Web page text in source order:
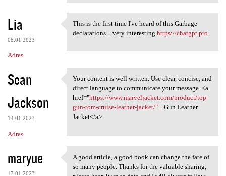
Lia
08.01.2023
Adres
This is the first time I've
This is the first time I've heard of this Garbage
declarations，very interesting https://chatgpt.pro
Sean
Jackson
14.01.2023
Adres
Your content is well written.
Your content is well written. Use clear, concise, and
direct language to communicate your message. <a
href="https://www.marveljacket.com/product/top-
gun-tom-cruise-leather-jacket/"...Gun Leather
Jacket</a>
maryue
17.01.2023
A good article, a good book
A good article, a good book can change the fate of
so many people. Thanks for the valuable sharing,